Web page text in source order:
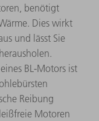
benötigt
Dies wirkt
und lässt Sie
BL-Motors ist
Reibung
Motoren